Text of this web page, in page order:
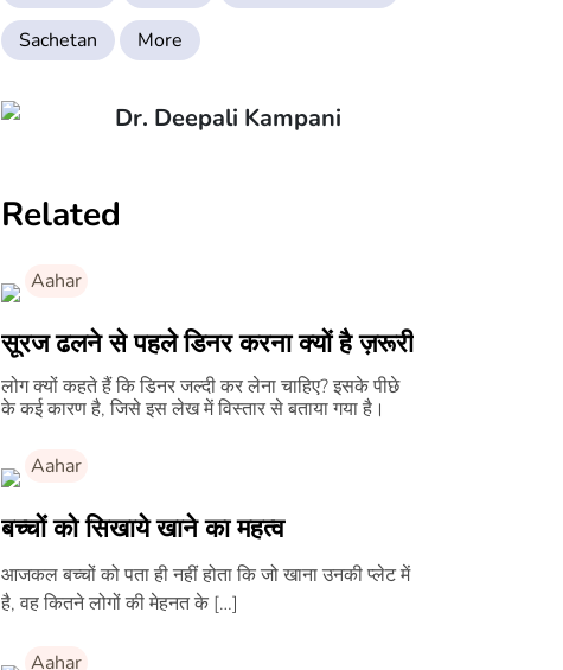
Sachetan
More
Dr. Deepali Kampani
Related
Aahar
सूरज ढलने से पहले डिनर करना क्यों है ज़रूरी
लोग क्यों कहते हैं कि डिनर जल्दी कर लेना चाहिए? इसके पीछे
के कई कारण है, जिसे इस लेख में विस्तार से बताया गया है।
Aahar
बच्चों को सिखाये खाने का महत्व
आजकल बच्चों को पता ही नहीं होता कि जो खाना उनकी प्लेट में
है, वह कितने लोगों की मेहनत के […]
Aahar